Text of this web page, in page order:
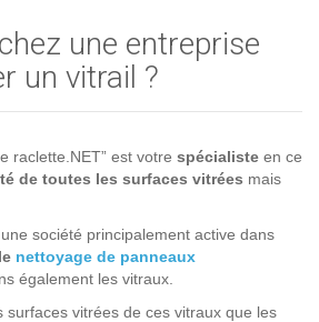
une entreprise
un vitrail ?
raclette.NET” est votre spécialiste en ce
de toutes les surfaces vitrées mais
société principalement active dans
nettoyage de panneaux
également les vitraux.
surfaces vitrées de ces vitraux que les